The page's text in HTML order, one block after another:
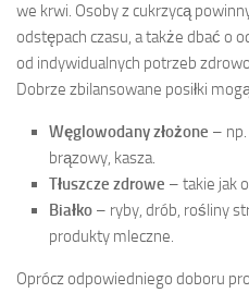
we krwi. Osoby z cukrzycą
odstępach czasu, a także dbać o
od indywidualnych potrzeb
Dobrze zbilansowane posiłki
Węglowodany złożone –
brązowy, kasza.
Tłuszcze zdrowe – takie jak
Białko – ryby, drób, rośliny
produkty mleczne.
Oprócz odpowiedniego doboru